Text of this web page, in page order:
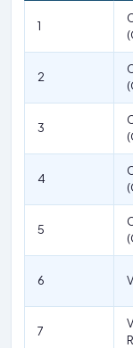
1
2
3
4
5
6
7